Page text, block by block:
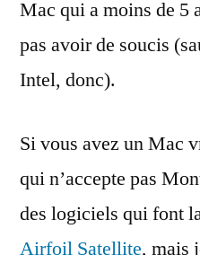
Mac qui a moins de 5
pas avoir de soucis
Intel, donc).
Si vous avez un Mac
qui n’accepte pas
des logiciels qui font
Airfoil Satellite, mais